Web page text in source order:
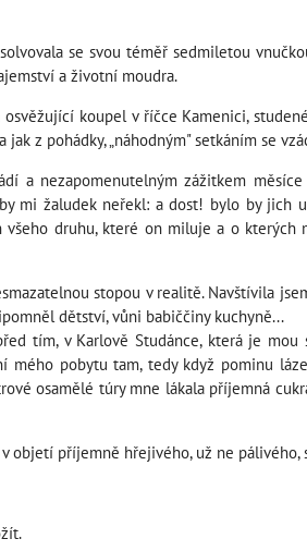
se svou téměř sedmiletou
a životní moudra.
koupel v říčce Kamenici,
z pohádky, „náhodným" setkáním se
a nezapomenutelným zážitkem
mi žaludek neřekl: a dost! bylo by jich
druhu, které on miluje a o kterých
stopou v realitě. Navštívila
dětství, vůni babiččiny kuchyně...
tím, v Karlově Studánce, která je mou
pobytu tam, tedy když pominu
osamělé túry mne lákala příjemná
objetí příjemně hřejivého, už ne